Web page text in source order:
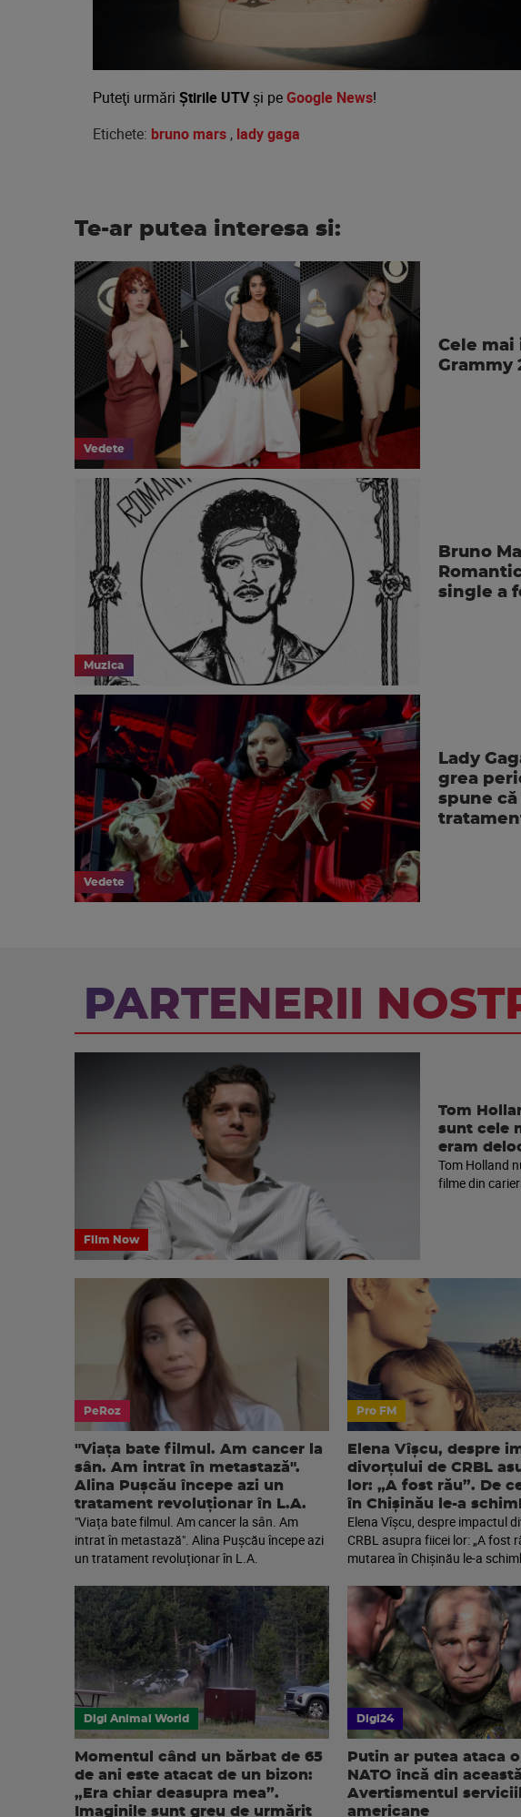
Puteţi urmări Știrile UTVşi peGoogle News!
Etichete: bruno mars , lady gaga
Te-ar putea interesa si:
Vedete
Cele
Grammy
Muzica
Bruno
single a
Vedete
Lady
grea
spune că
PARTENERII
Film Now
Tom
sunt cele
eram
Tom Holland
filme din
PeRoz
"Viața bate filmul. Am cancer la
sân. Am intrat în metastază".
Alina Pușcău începe azi un
tratament revoluționar în L.A.
"Viața bate filmul. Am cancer la sân. Am
intrat în metastază". Alina Pușcău începe azi
un tratament revoluționar în L.A.
Pro FM
Elena Vîșcu, despre
divorțului de CRBL
lor: „A fost rău”. De
în Chișinău le-a
Elena Vîșcu, despre impactul
CRBL asupra fiicei lor: „A fost
mutarea în Chișinău le-a
Digi Animal World
Momentul când un bărbat de 65
de ani este atacat de un bizon:
„Era chiar deasupra mea”.
Imaginile sunt greu de urmărit
Digi24
Putin ar putea ataca
NATO încă din
Avertismentul
americane